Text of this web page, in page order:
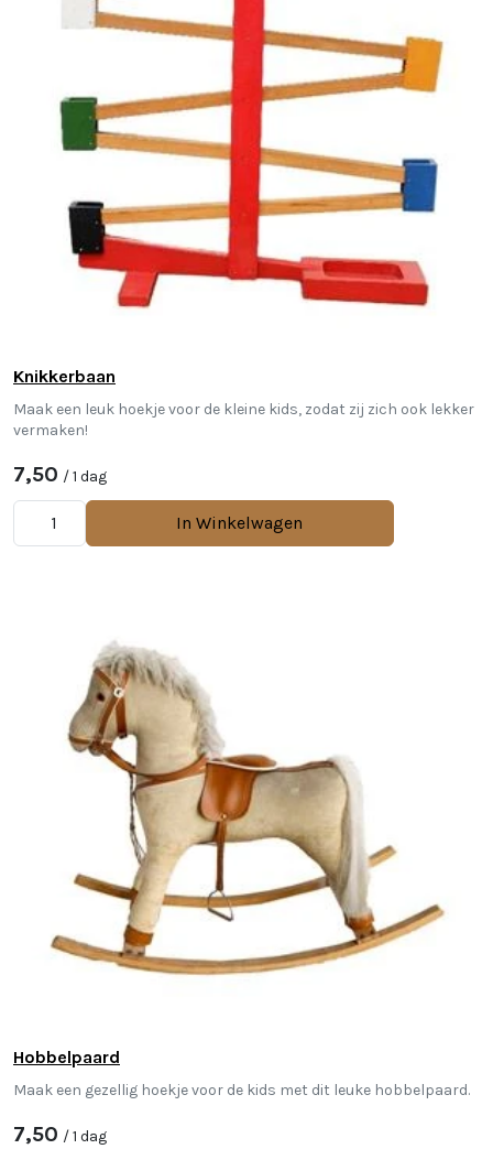
Knikkerbaan
Maak een leuk hoekje voor de kleine kids, zodat zij zich ook lekker
vermaken!
7,50 / 1 dag
In Winkelwagen
Hobbelpaard
Maak een gezellig hoekje voor de kids met dit leuke hobbelpaard.
7,50 / 1 dag